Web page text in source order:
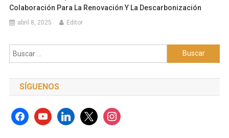
Colaboración Para La Renovación Y La Descarbonización
abril 8, 2025 Editor
Buscar:
SÍGUENOS
facebookyoutubelinkedinx instagram